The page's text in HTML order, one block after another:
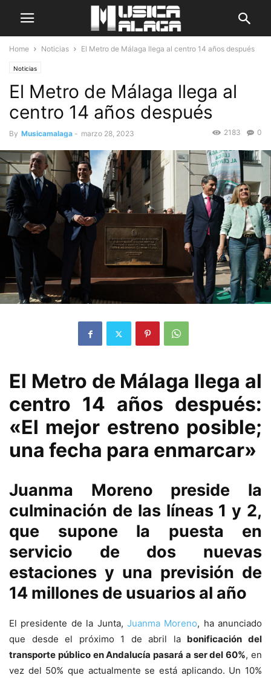
Home Noticias El Metro de Málaga llega al centro 14 años después
Noticias
El Metro de Málaga llega al
centro 14 años después
By Musicamalaga - marzo 28, 2023 0
2183
El Metro de Málaga llega al
centro 14 años después:
«El mejor estreno posible;
una fecha para enmarcar»
Juanma Moreno preside la
culminación de las líneas 1 y 2,
que supone la puesta en
servicio de dos nuevas
estaciones y una previsión de
14 millones de usuarios al año
El presidente de la Junta, Juanma Moreno, ha anunciado
que desde el próximo 1 de abril la bonificación del
transporte público en Andalucía pasará a ser del 60%, en
vez del 50% que actualmente se está aplicando. Un 10%